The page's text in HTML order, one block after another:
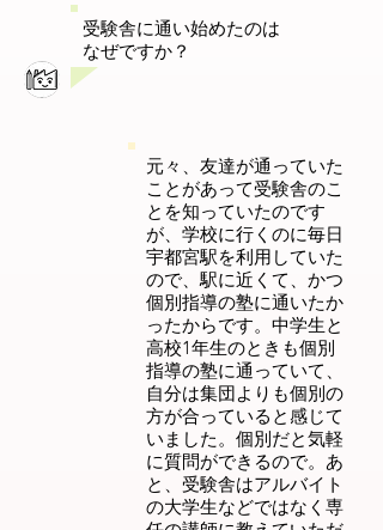
受験舎に通い始めたのは
なぜですか？
元々、友達が通っていた
ことがあって受験舎のこ
とを知っていたのです
が、学校に行くのに毎日
宇都宮駅を利用していた
ので、駅に近くて、かつ
個別指導の塾に通いたか
ったからです。中学生と
高校1年生のときも個別
指導の塾に通っていて、
自分は集団よりも個別の
方が合っていると感じて
いました。個別だと気軽
に質問ができるので。あ
と、受験舎はアルバイト
の大学生などではなく専